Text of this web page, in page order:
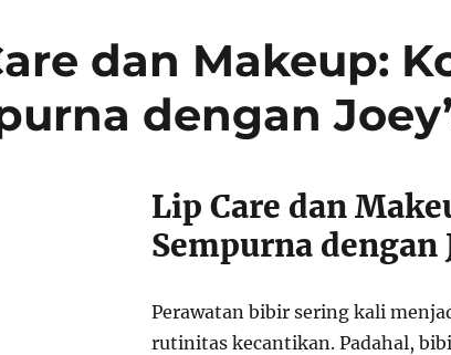
dan Makeup:
dengan
Lip Care dan
Sempurna dengan
Perawatan bibir sering kali
rutinitas kecantikan. Padahal,